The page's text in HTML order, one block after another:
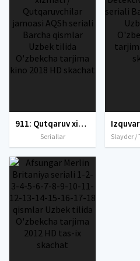
911: Qutqaruv xizmati / Qutqaruvchilar jamoasi AQSh seriali Barcha qismlar Uzbek tilida O'zbekcha tarjima kino 2018 HD skachat
Seriallar